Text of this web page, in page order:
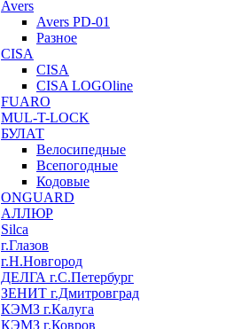
Avers
Avers PD-01
Разное
CISA
CISA
CISA LOGOline
FUARO
MUL-T-LOCK
БУЛАТ
Велосипедные
Всепогодные
Кодовые
ONGUARD
АЛЛЮР
Silca
г.Глазов
г.Н.Новгород
ДЕЛГА г.С.Петербург
ЗЕНИТ г.Дмитровград
КЭМЗ г.Калуга
КЭМЗ г.Ковров